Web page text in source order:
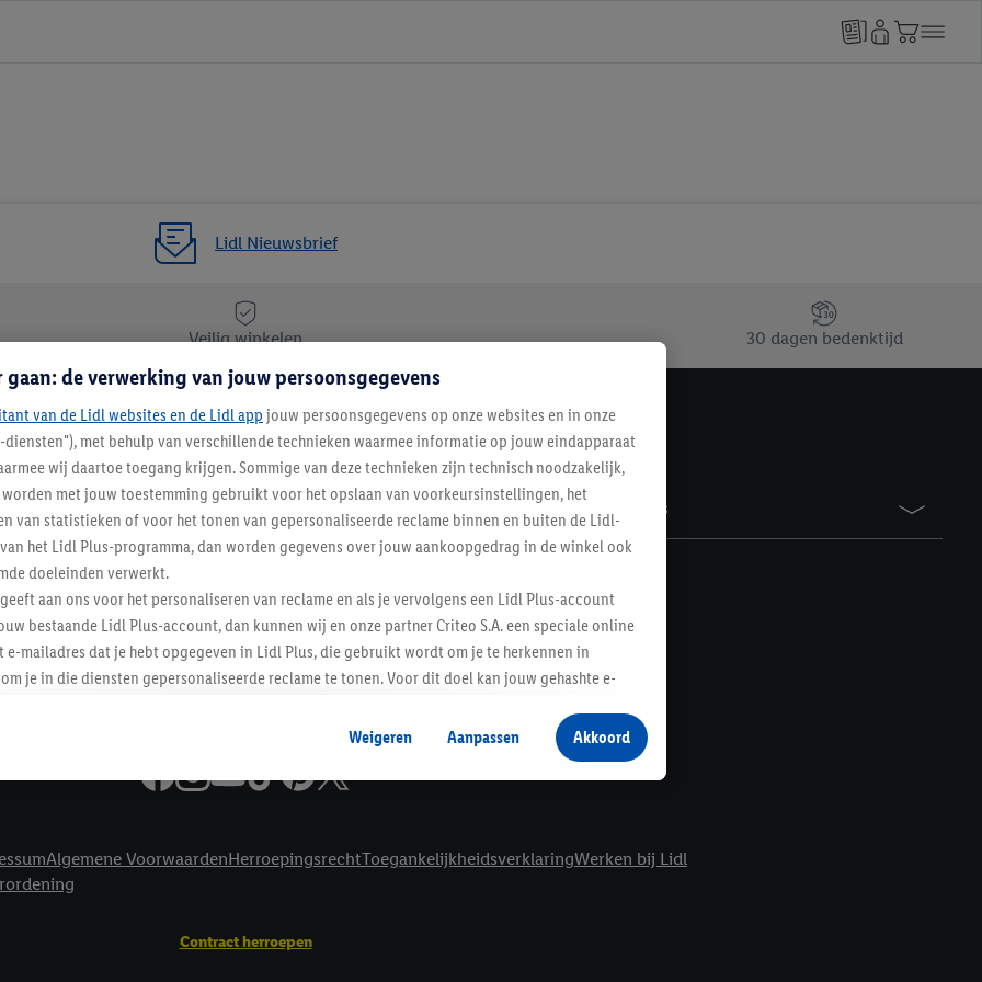
Lidl Nieuwsbrief
Veilig winkelen 30 dagen bedenktijd
Lidl Nieuwsbrief
Schrijf je in
Informatie Awards
Algemene VoorwaardenHerroepingsrechtToegankelijkheidsverklaringWerken bij Lidl
Contract herroepen
de verwerking van jouw persoonsgegevens
van de Lidl websites en de Lidl app jouw persoonsgegevens op onze websites en in onze
met behulp van verschillende technieken waarmee informatie op jouw eindapparaat
wij daartoe toegang krijgen. Sommige van deze technieken zijn technisch noodzakelijk,
met jouw toestemming gebruikt voor het opslaan van voorkeursinstellingen, het
van statistieken of voor het tonen van gepersonaliseerde reclame binnen en buiten de Lidl-
het Lidl Plus-programma, dan worden gegevens over jouw aankoopgedrag in de winkel ook
doeleinden verwerkt.
aan ons voor het personaliseren van reclame en als je vervolgens een Lidl Plus-account
bestaande Lidl Plus-account, dan kunnen wij en onze partner Criteo S.A. een speciale online
mailadres dat je hebt opgegeven in Lidl Plus, die gebruikt wordt om je te herkennen in
je in die diensten gepersonaliseerde reclame te tonen. Voor dit doel kan jouw gehashte e-
geeft, dan kunnen retargeting advertenties worden weergegeven voor producten waarin je
(bijvoorbeeld door het product in een winkelmandje van een online winkel te plaatsen
andere identifiers of met identifiers waarover Criteo S.A. beschikt, aan jou kunnen worden
instemt. Verder kan je er meer informatie vinden over de gegevensverwerking.
Weigeren Aanpassen Akkoord